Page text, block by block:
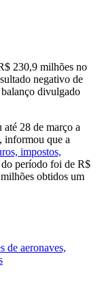
230,9 milhões no
negativo de
divulgado
28 de março a
informou que a
impostos,
do período foi de R$
obtidos um
de aeronaves,